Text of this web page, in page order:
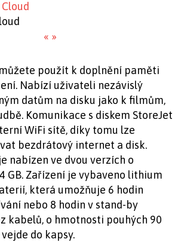
« »
použít k doplnění paměti
Nabízí uživateli nezávislý
datům na disku jako k filmům,
Komunikace s diskem StoreJet
WiFi sítě, díky tomu lze
bezdrátový internet a disk.
nabízen ve dvou verzích o
GB. Zařízení je vybaveno lithium
která umožňuje 6 hodin
nebo 8 hodin v stand-by
kabelů, o hmotnosti pouhých 90
do kapsy.